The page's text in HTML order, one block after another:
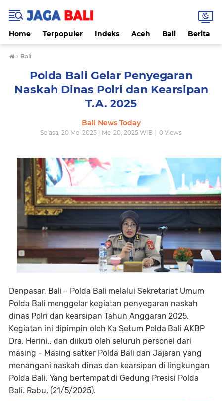
Home Terpopuler Indeks Aceh Bali Berita
› Bali
Polda Bali Gelar Penyegaran
Naskah Dinas Polri dan Kearsipan
T.A. 2025
Bali News Today
Selasa, 20 Mei 2025 | Mei 20, 2025 WIB | 0 Views
Denpasar, Bali - Polda Bali melalui Sekretariat Umum
Polda Bali menggelar kegiatan penyegaran naskah
dinas Polri dan kearsipan Tahun Anggaran 2025.
Kegiatan ini dipimpin oleh Ka Setum Polda Bali AKBP
Dra. Herini., dan diikuti oleh seluruh personel dari
masing - Masing satker Polda Bali dan Jajaran yang
menangani naskah dinas dan kearsipan di lingkungan
Polda Bali. Yang bertempat di Gedung Presisi Polda
Bali. Rabu, (21/5/2025).